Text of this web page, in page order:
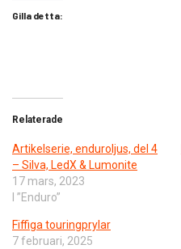
Gilla detta:
Relaterade
Artikelserie, enduroljus, del 4
– Silva, LedX & Lumonite
17 mars, 2023
I ”Enduro”
Fiffiga touringprylar
7 februari, 2025